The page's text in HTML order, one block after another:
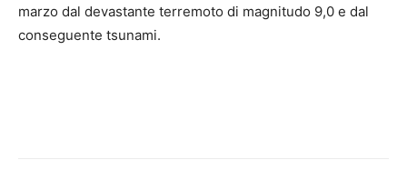
marzo dal devastante terremoto di magnitudo 9,0 e dal
conseguente tsunami.